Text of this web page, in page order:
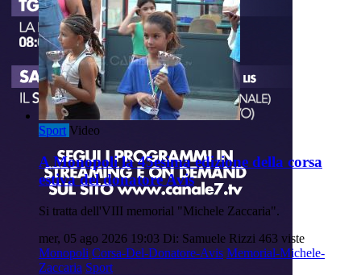
Sport Video
A Monopoli la 45esima edizione della corsa
estiva del donatore Avis
Si tratta dell'VIII memorial "Michele Zaccaria".
mer, 05 ago 2026 19:03 Di: Samuele Rizzi 463 viste
Monopoli Corsa-Del-Donatore-Avis Memorial-Michele-
Zaccaria Sport